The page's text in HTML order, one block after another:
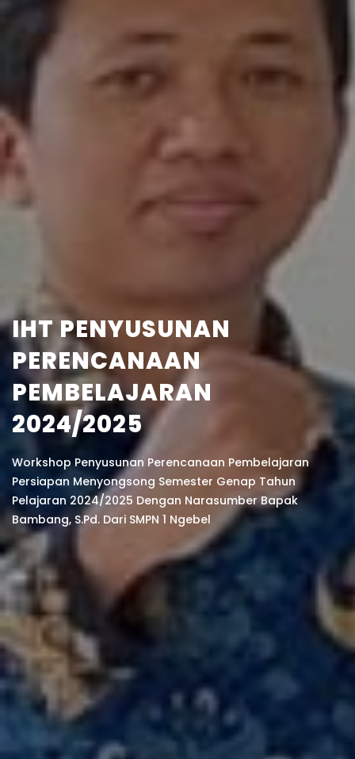
IHT PENYUSUNAN
PERENCANAAN
PEMBELAJARAN
2024/2025
Workshop Penyusunan Perencanaan Pembelajaran
Persiapan Menyongsong Semester Genap Tahun
Pelajaran 2024/2025 Dengan Narasumber Bapak
Bambang, S.Pd. Dari SMPN 1 Ngebel